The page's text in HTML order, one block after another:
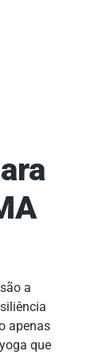
são a
apenas
que